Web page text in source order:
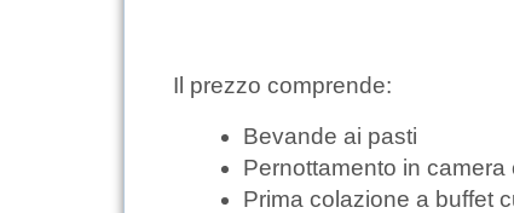
Il prezzo comprende:
Bevande ai pasti
Pernottamento in
Prima colazione a buffet